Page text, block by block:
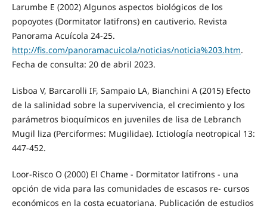
Larumbe E (2002) Algunos aspectos biológicos de los
popoyotes (Dormitator latifrons) en cautiverio. Revista
Panorama Acuícola 24-25.
http://fis.com/panoramacuicola/noticias/noticia%203.htm.
Fecha de consulta: 20 de abril 2023.
Lisboa V, Barcarolli IF, Sampaio LA, Bianchini A (2015) Efecto
de la salinidad sobre la supervivencia, el crecimiento y los
parámetros bioquímicos en juveniles de lisa de Lebranch
Mugil liza (Perciformes: Mugilidae). Ictiología neotropical 13:
447-452.
Loor-Risco O (2000) El Chame - Dormitator latifrons - una
opción de vida para las comunidades de escasos re- cursos
económicos en la costa ecuatoriana. Publicación de estudios